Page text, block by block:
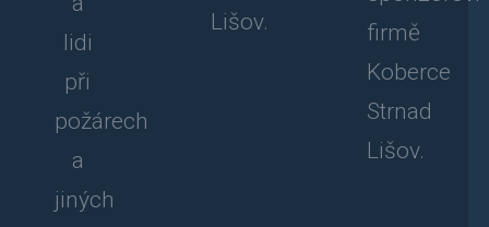
lidi
při
požárech
a
jiných
Lišov.
firmě
Koberce
Strnad
Lišov.